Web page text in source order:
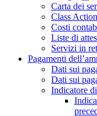
Carta dei
Class Action
Costi
Liste di
Servizi in
Pagamenti
Dati sui
Dati sui
Indicatore